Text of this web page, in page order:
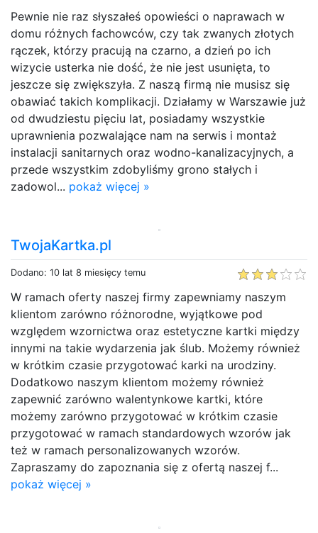
Pewnie nie raz słyszałeś opowieści o naprawach w
domu różnych fachowców, czy tak zwanych złotych
rączek, którzy pracują na czarno, a dzień po ich
wizycie usterka nie dość, że nie jest usunięta, to
jeszcze się zwiększyła. Z naszą firmą nie musisz się
obawiać takich komplikacji. Działamy w Warszawie już
od dwudziestu pięciu lat, posiadamy wszystkie
uprawnienia pozwalające nam na serwis i montaż
instalacji sanitarnych oraz wodno-kanalizacyjnych, a
przede wszystkim zdobyliśmy grono stałych i
zadowol... pokaż więcej »
TwojaKartka.pl
Dodano: 10 lat 8 miesięcy temu
W ramach oferty naszej firmy zapewniamy naszym
klientom zarówno różnorodne, wyjątkowe pod
względem wzornictwa oraz estetyczne kartki między
innymi na takie wydarzenia jak ślub. Możemy również
w krótkim czasie przygotować karki na urodziny.
Dodatkowo naszym klientom możemy również
zapewnić zarówno walentynkowe kartki, które
możemy zarówno przygotować w krótkim czasie
przygotować w ramach standardowych wzorów jak
też w ramach personalizowanych wzorów.
Zapraszamy do zapoznania się z ofertą naszej f...
pokaż więcej »